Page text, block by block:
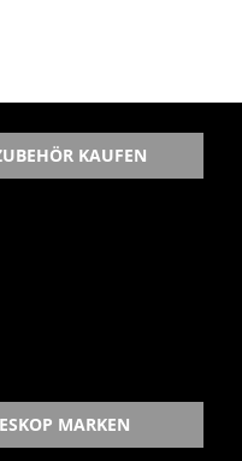
KAUFEN
MARKEN